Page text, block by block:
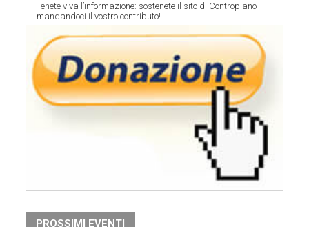
Tenete viva l’informazione: sostenete il sito di Contropiano
mandandoci il vostro contributo!
PROSSIMI EVENTI